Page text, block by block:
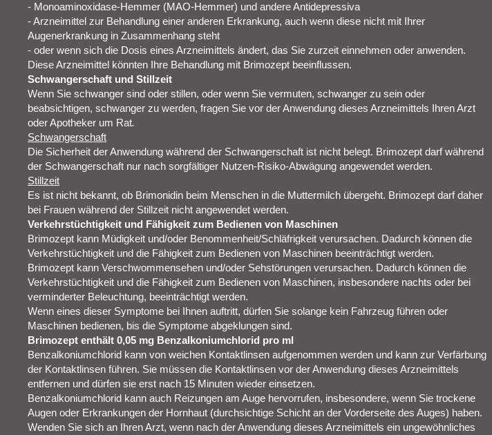
- Monoaminoxidase-Hemmer (MAO-Hemmer) und andere Antidepressiva
- Arzneimittel zur Behandlung einer anderen Erkrankung, auch wenn diese nicht mit Ihrer
Augenerkrankung in Zusammenhang steht
- oder wenn sich die Dosis eines Arzneimittels ändert, das Sie zurzeit einnehmen oder anwenden.
Diese Arzneimittel könnten Ihre Behandlung mit Brimozept beeinflussen.
Schwangerschaft und Stillzeit
Wenn Sie schwanger sind oder stillen, oder wenn Sie vermuten, schwanger zu sein oder
beabsichtigen, schwanger zu werden, fragen Sie vor der Anwendung dieses Arzneimittels Ihren Arzt
oder Apotheker um Rat.
Schwangerschaft
Die Sicherheit der Anwendung während der Schwangerschaft ist nicht belegt. Brimozept darf während
der Schwangerschaft nur nach sorgfältiger Nutzen-Risiko-Abwägung angewendet werden.
Stillzeit
Es ist nicht bekannt, ob Brimonidin beim Menschen in die Muttermilch übergeht. Brimozept darf daher
bei Frauen während der Stillzeit nicht angewendet werden.
Verkehrstüchtigkeit und Fähigkeit zum Bedienen von Maschinen
Brimozept kann Müdigkeit und/oder Benommenheit/Schläfrigkeit verursachen. Dadurch können die
Verkehrstüchtigkeit und die Fähigkeit zum Bedienen von Maschinen beeinträchtigt werden.
Brimozept kann Verschwommensehen und/oder Sehstörungen verursachen. Dadurch können die
Verkehrstüchtigkeit und die Fähigkeit zum Bedienen von Maschinen, insbesondere nachts oder bei
verminderter Beleuchtung, beeinträchtigt werden.
Wenn eines dieser Symptome bei Ihnen auftritt, dürfen Sie solange kein Fahrzeug führen oder
Maschinen bedienen, bis die Symptome abgeklungen sind.
Brimozept enthält 0,05 mg Benzalkoniumchlorid pro ml
Benzalkoniumchlorid kann von weichen Kontaktlinsen aufgenommen werden und kann zur Verfärbung
der Kontaktlinsen führen. Sie müssen die Kontaktlinsen vor der Anwendung dieses Arzneimittels
entfernen und dürfen sie erst nach 15 Minuten wieder einsetzen.
Benzalkoniumchlorid kann auch Reizungen am Auge hervorrufen, insbesondere, wenn Sie trockene
Augen oder Erkrankungen der Hornhaut (durchsichtige Schicht an der Vorderseite des Auges) haben.
Wenden Sie sich an Ihren Arzt, wenn nach der Anwendung dieses Arzneimittels ein ungewöhnliches